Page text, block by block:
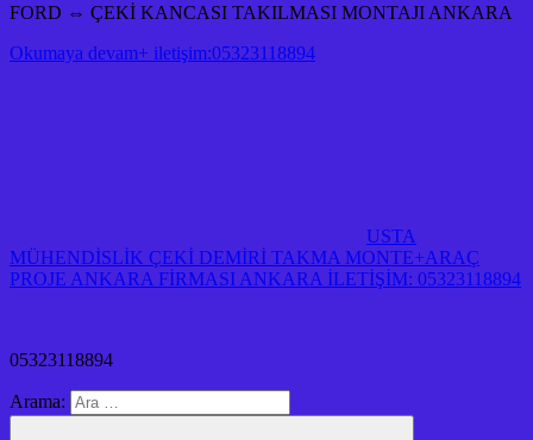
FORD ⇔ ÇEKİ KANCASI TAKILMASI MONTAJI ANKARA
Okumaya devam+ iletişim:05323118894
USTA
MÜHENDİSLİK ÇEKİ DEMİRİ TAKMA MONTE+ARAÇ
PROJE ANKARA FİRMASI ANKARA İLETİŞİM: 05323118894
05323118894
Arama: